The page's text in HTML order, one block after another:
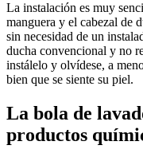
La instalación es muy
manguera y el cabezal de
sin necesidad de un
ducha convencional y no
instálelo y olvídese, a
bien que se siente su piel.
La bola de
productos